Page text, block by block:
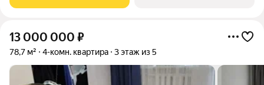
13 000 000 ₽
78,7 м² 4-комн. квартира 3 этаж из 5